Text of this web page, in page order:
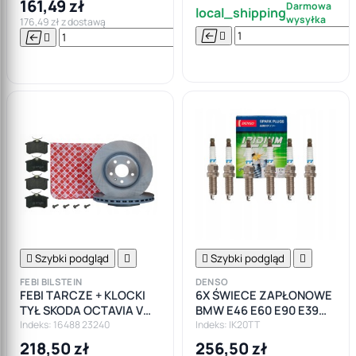
161,49 zł
176,49 zł z dostawą
  

Do
local_shippingDarmowa
wysyłka
 
 Szybki podgląd 
FEBI BILSTEIN
FEBI TARCZE + KLOCKI
TYŁ SKODA OCTAVIA VW
BEATLE
Indeks: 16488 23240
218,50 zł
 Szybki podgląd 
DENSO
6X ŚWIECE ZAPŁONOWE
BMW E46 E60 E90 E39
M52 M54 IRYDOWE
Indeks: IK20TT
256,50 zł